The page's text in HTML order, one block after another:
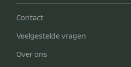
Contact
Veelgestelde vragen
Over ons